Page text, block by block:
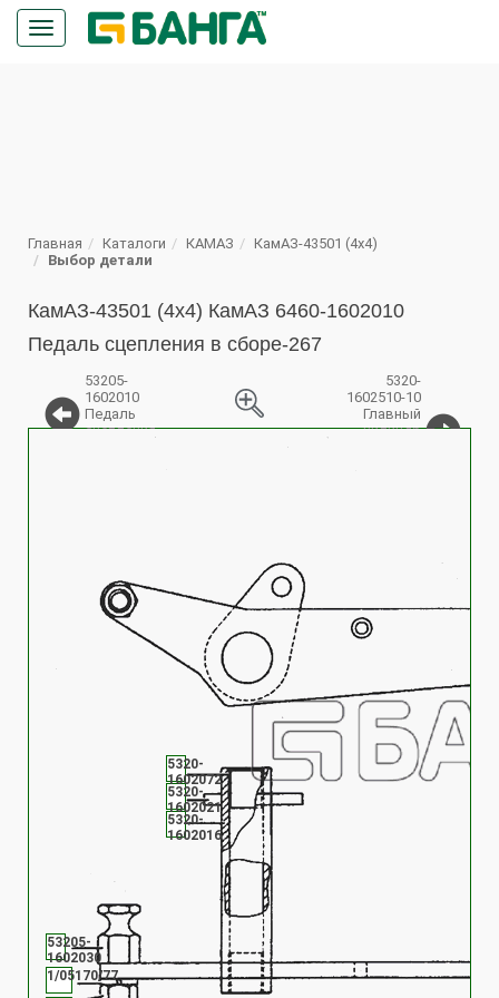
Кнопка
меню
Главная Каталоги КАМАЗ
КамАЗ-43501 (4х4)
Выбор детали
КамАЗ-43501 (4х4) КамАЗ 6460-1602010
Педаль сцепления в сборе-267
53205-
1602010
Педаль
сцепления
%
5320-
1602510-10
Главный
цилиндр
5320-
1602016
5320-
1602021
53205-
1602030
5320-
1602072
1/05170/77